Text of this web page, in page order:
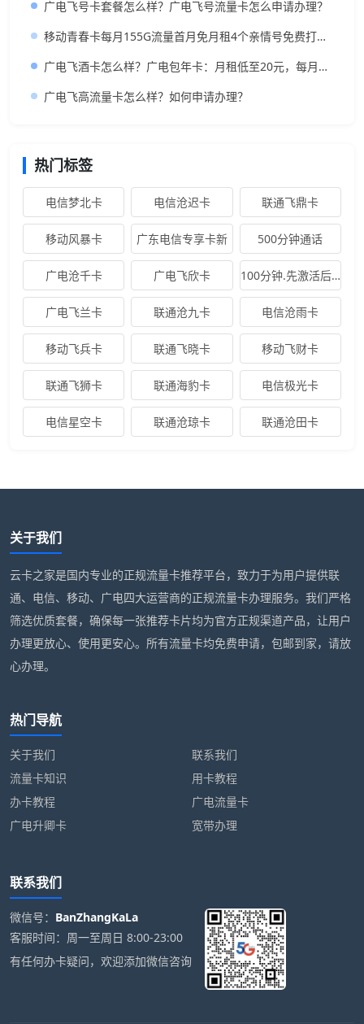
广电飞号卡套餐怎么样？广电飞号流量卡怎么申请办理？
移动青春卡每月155G流量首月免月租4个亲情号免费打月租29元
广电飞酒卡怎么样？广电包年卡：月租低至20元，每月350G全国流量+200分钟免费通话，长期套餐
广电飞高流量卡怎么样？如何申请办理？
热门标签
电信梦北卡 电信沧迟卡 联通飞鼎卡
移动风暴卡 广东电信专享卡新 500分钟通话
广电沧千卡 广电飞欣卡 100分钟.先激活后发卡
广电飞兰卡 联通沧九卡 电信沧雨卡
移动飞兵卡 联通飞晓卡 移动飞财卡
联通飞狮卡 联通海豹卡 电信极光卡
电信星空卡 联通沧琼卡 联通沧田卡
关于我们
云卡之家是国内专业的正规流量卡推荐平台，致力于为用户提供联
通、电信、移动、广电四大运营商的正规流量卡办理服务。我们严格
筛选优质套餐，确保每一张推荐卡片均为官方正规渠道产品，让用户
办理更放心、使用更安心。所有流量卡均免费申请，包邮到家，请放
心办理。
热门导航
关于我们
联系我们
流量卡知识
用卡教程
办卡教程
广电流量卡
广电升卿卡
宽带办理
联系我们
微信号： BanZhangKaLa
客服时间：周一至周日 8:00-23:00
有任何办卡疑问，欢迎添加微信咨询